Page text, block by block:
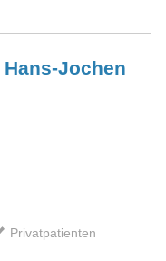
Jochen
Privatpatienten